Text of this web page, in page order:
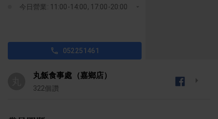
今日營業: 11:00-14:00, 17:00-20:00
052251461
丸飯食事處（嘉鄉店）
322個讚